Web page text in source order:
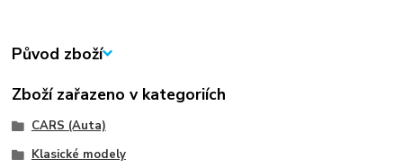
Původ zboží
Zboží zařazeno v kategoriích
CARS (Auta)
Klasické modely